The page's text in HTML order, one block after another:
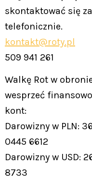
skontaktować się
telefonicznie.
kontakt@roty.pl
509 941 261
Walkę Rot w
wesprzeć
kont:
Darowizny w PLN:
0445 6612
Darowizny w USD:
8733